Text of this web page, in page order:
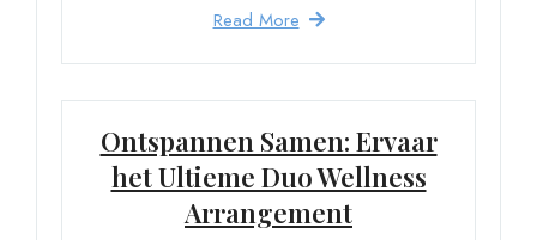
Read More
Ontspannen Samen: Ervaar
het Ultieme Duo Wellness
Arrangement